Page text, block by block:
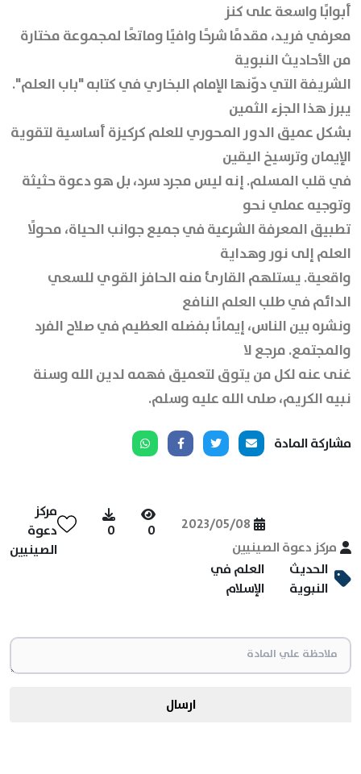
أبوابًا واسعة على كنز
معرفي فريد، مقدمًا شرحًا وافيًا وماتعًا لمجموعة مختارة
من الأحاديث النبوية
الشريفة التي دوّنها الإمام البخاري في كتابه "باب العلم".
يبرز هذا الجزء الثمين
بشكل عميق الدور المحوري للعلم كركيزة أساسية لتقوية
الإيمان وترسيخ اليقين
في قلب المسلم. إنه ليس مجرد سرد، بل هو دعوة حثيثة
وتوجيه عملي نحو
تطبيق المعرفة الشرعية في جميع جوانب الحياة، محولًا
العلم إلى نور وهداية
واقعية. يستلهم القارئ منه الحافز القوي للسعي
الدائم في طلب العلم النافع
ونشره بين الناس، إيمانًا بفضله العظيم في صلاح الفرد
والمجتمع. مرجع لا
غنى عنه لكل من يتوق لتعميق فهمه لدين الله وسنة
نبيه الكريم، صلى الله عليه وسلم.
مشاركة المادة
مركز دعوة الصينيين
2023/05/08
0
0
مركز
دعوة
الصينيين
الحديث
النبوية
العلم في
الإسلام
ارسال